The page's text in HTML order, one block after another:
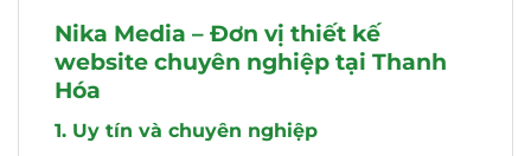
Nika Media – Đơn vị thiết kế
website chuyên nghiệp tại Thanh
Hóa
1. Uy tín và chuyên nghiệp